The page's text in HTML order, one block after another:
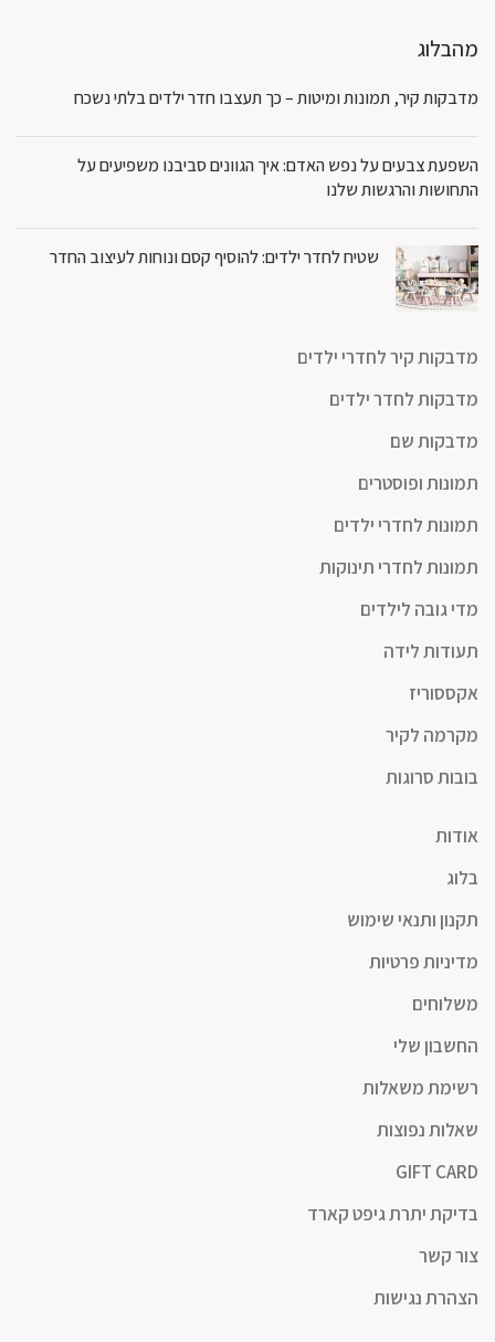
מהבלוג
מדבקות קיר, תמונות ומיטות – כך תעצבו חדר ילדים בלתי נשכח
השפעת צבעים על נפש האדם: איך הגוונים סביבנו משפיעים על
התחושות והרגשות שלנו
שטיח לחדר ילדים: להוסיף קסם ונוחות לעיצוב החדר
מדבקות קיר לחדרי ילדים
מדבקות לחדר ילדים
מדבקות שם
תמונות ופוסטרים
תמונות לחדרי ילדים
תמונות לחדרי תינוקות
מדי גובה לילדים
תעודות לידה
אקססוריז
מקרמה לקיר
בובות סרוגות
אודות
בלוג
תקנון ותנאי שימוש
מדיניות פרטיות
משלוחים
החשבון שלי
רשימת משאלות
שאלות נפוצות
GIFT CARD
בדיקת יתרת גיפט קארד
צור קשר
הצהרת נגישות